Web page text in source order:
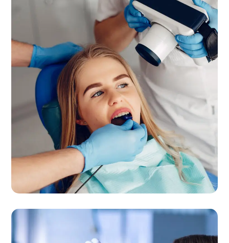
Quality Orthodontics
CLINIC